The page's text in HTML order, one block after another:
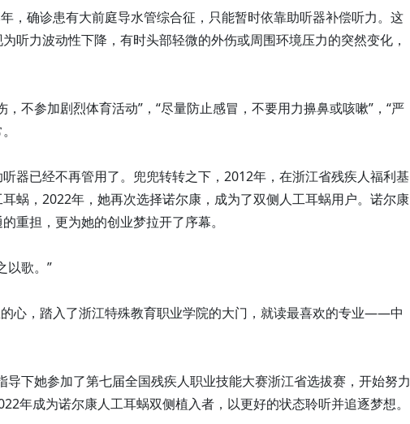
，确诊患有大前庭导水管综合征，只能暂时依靠助听器补偿听力。这
听力波动性下降，有时头部轻微的外伤或周围环境压力的突然变化，
不参加剧烈体育活动”，“尽量防止感冒，不要用力擤鼻或咳嗽”，“严
器已经不再管用了。兜兜转转之下，2012年，在浙江省残疾人福利基
蜗，2022年，她再次选择诺尔康，成为了双侧人工耳蜗用户。诺尔康
重担，更为她的创业梦拉开了序幕。
以歌。”
心，踏入了浙江特殊教育职业学院的大门，就读最喜欢的专业——中
下她参加了第七届全国残疾人职业技能大赛浙江省选拔赛，开始努力
年成为诺尔康人工耳蜗双侧植入者，以更好的状态聆听并追逐梦想。